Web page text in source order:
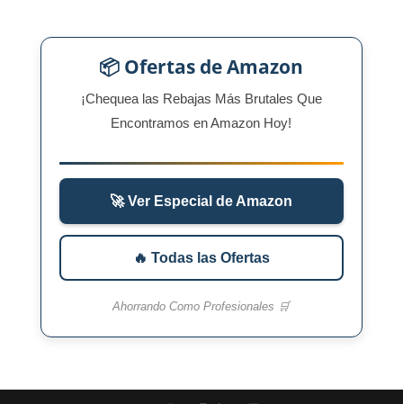
📦 Ofertas de Amazon
¡Chequea las Rebajas Más Brutales Que
Encontramos en Amazon Hoy!
🚀 Ver Especial de Amazon
🔥 Todas las Ofertas
Ahorrando Como Profesionales 🛒